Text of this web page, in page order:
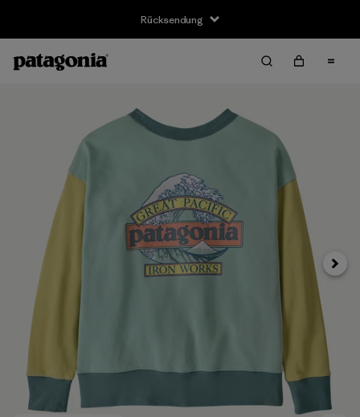
Rücksendung